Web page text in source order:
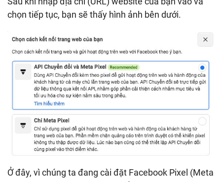
chọn tiếp tục, bạn sẽ thấy hình ảnh bên dưới.
Ở đây, vì chúng ta đang cài đặt Facebook Pixel (Meta